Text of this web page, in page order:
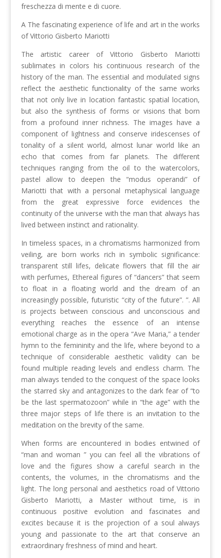
freschezza di mente e di cuore.
A The fascinating experience of life and art in the works
of Vittorio Gisberto Mariotti
The artistic career of Vittorio Gisberto Mariotti
sublimates in colors his continuous research of the
history of the man. The essential and modulated signs
reflect the aesthetic functionality of the same works
that not only live in location fantastic spatial location,
but also the synthesis of forms or visions that born
from a profound inner richness. The images have a
component of lightness and conserve iridescenses of
tonality of a silent world, almost lunar world like an
echo that comes from far planets. The different
techniques ranging from the oil to the watercolors,
pastel allow to deepen the “modus operandi” of
Mariotti that with a personal metaphysical language
from the great expressive force evidences the
continuity of the universe with the man that always has
lived between instinct and rationality.
In timeless spaces, in a chromatisms harmonized from
veiling, are born works rich in symbolic significance:
transparent still lifes, delicate flowers that fill the air
with perfumes, Ethereal figures of “dancers” that seem
to float in a floating world and the dream of an
increasingly possible, futuristic “city of the future”. ”. All
is projects between conscious and unconscious and
everything reaches the essence of an intense
emotional charge as in the opera “Ave Maria,” a tender
hymn to the femininity and the life, where beyond to a
technique of considerable aesthetic validity can be
found multiple reading levels and endless charm. The
man always tended to the conquest of the space looks
the starred sky and antagonizes to the dark fear of “to
be the last spermatozoon” while in “the age” with the
three major steps of life there is an invitation to the
meditation on the brevity of the same.
When forms are encountered in bodies entwined of
“man and woman ” you can feel all the vibrations of
love and the figures show a careful search in the
contents, the volumes, in the chromatisms and the
light. The long personal and aesthetics road of Vittorio
Gisberto Mariotti, a Master without time, is in
continuous positive evolution and fascinates and
excites because it is the projection of a soul always
young and passionate to the art that conserve an
extraordinary freshness of mind and heart.